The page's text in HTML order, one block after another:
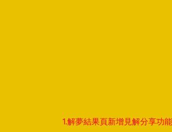
1.解夢結果頁新增見解分享功能！快